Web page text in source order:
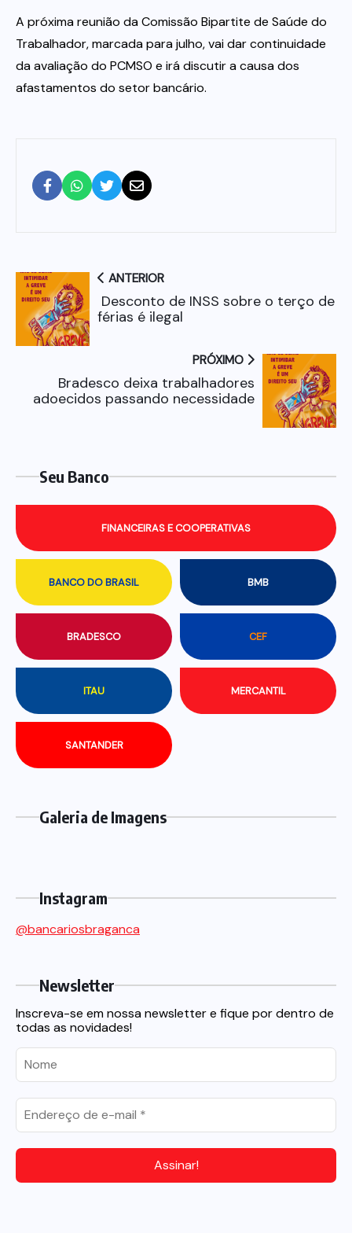
A próxima reunião da Comissão Bipartite de Saúde do
Trabalhador, marcada para julho, vai dar continuidade
da avaliação do PCMSO e irá discutir a causa dos
afastamentos do setor bancário.
ANTERIOR
Desconto de INSS sobre o terço de
férias é ilegal
PRÓXIMO
Bradesco deixa trabalhadores
adoecidos passando necessidade
Seu Banco
BANCO DO BRASIL BMB
BRADESCO CEF
FINANCEIRAS E COOPERATIVAS
ITAU MERCANTIL
SANTANDER
Galeria de Imagens
Instagram
@bancariosbraganca
Newsletter
Inscreva-se em nossa newsletter e fique por dentro de
todas as novidades!